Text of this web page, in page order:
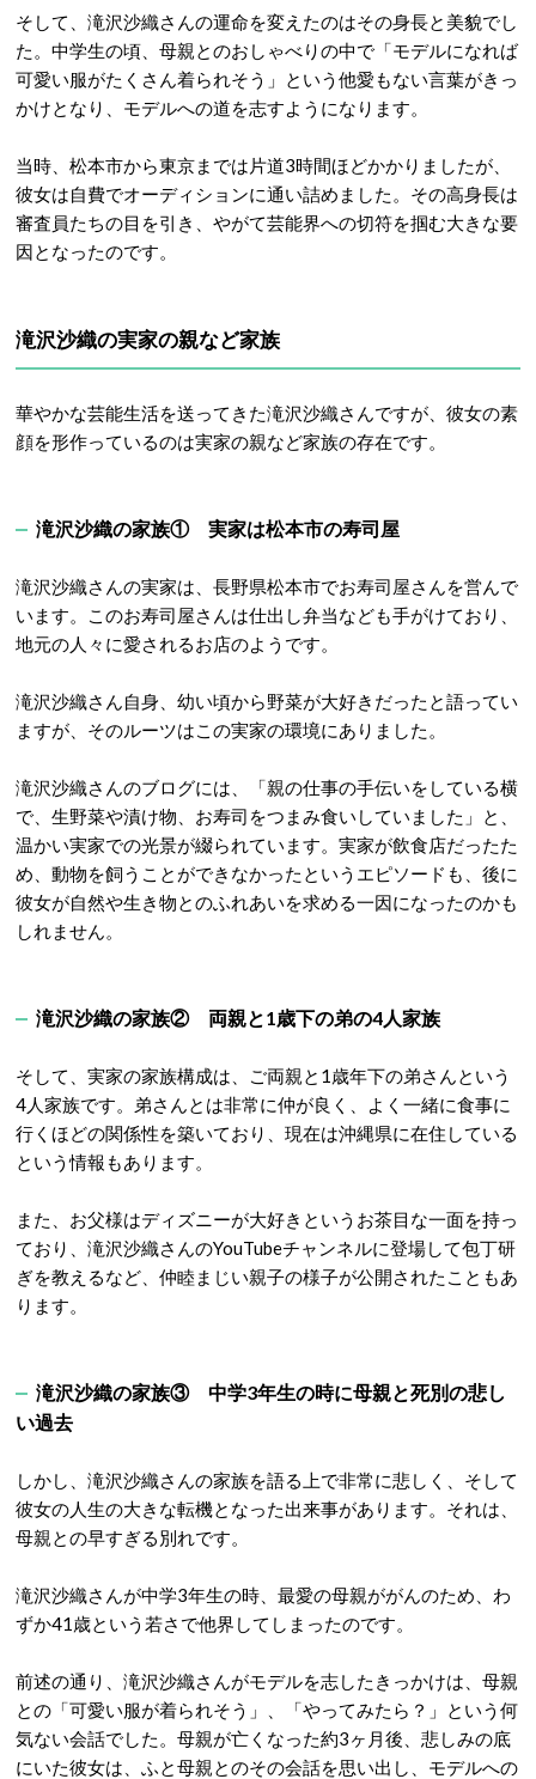
そして、滝沢沙織さんの運命を変えたのはその身長と美貌でし
た。中学生の頃、母親とのおしゃべりの中で「モデルになれば
可愛い服がたくさん着られそう」という他愛もない言葉がきっ
かけとなり、モデルへの道を志すようになります。
当時、松本市から東京までは片道3時間ほどかかりましたが、
彼女は自費でオーディションに通い詰めました 。その高身長は
審査員たちの目を引き、やがて芸能界への切符を掴む大きな要
因となったのです。
滝沢沙織の実家の親など家族
華やかな芸能生活を送ってきた滝沢沙織さんですが、彼女の素
顔を形作っているのは実家の親など家族の存在です。
滝沢沙織の家族① 実家は松本市の寿司屋
滝沢沙織さんの実家は、長野県松本市でお寿司屋さんを営んで
います。このお寿司屋さんは仕出し弁当なども手がけており、
地元の人々に愛されるお店のようです。
滝沢沙織さん自身、幼い頃から野菜が大好きだったと語ってい
ますが、そのルーツはこの実家の環境にありました 。
滝沢沙織さんのブログには、「親の仕事の手伝いをしている横
で、生野菜や漬け物、お寿司をつまみ食いしていました」と、
温かい実家での光景が綴られています。実家が飲食店だったた
め、動物を飼うことができなかったというエピソードも、後に
彼女が自然や生き物とのふれあいを求める一因になったのかも
しれません。
滝沢沙織の家族② 両親と1歳下の弟の4人家族
そして、実家の家族構成は、ご両親と1歳年下の弟さんという
4人家族です。弟さんとは非常に仲が良く、よく一緒に食事に
行くほどの関係性を築いており、現在は沖縄県に在住している
という情報もあります。
また、お父様はディズニーが大好きというお茶目な一面を持っ
ており、滝沢沙織さんのYouTubeチャンネルに登場して包丁研
ぎを教えるなど、仲睦まじい親子の様子が公開されたこともあ
ります。
滝沢沙織の家族③ 中学3年生の時に母親と死別の悲し
い過去
しかし、滝沢沙織さんの家族を語る上で非常に悲しく、そして
彼女の人生の大きな転機となった出来事があります。それは、
母親との早すぎる別れです。
滝沢沙織さんが中学3年生の時、最愛の母親ががんのため、わ
ずか41歳という若さで他界してしまったのです。
前述の通り、滝沢沙織さんがモデルを志したきっかけは、母親
との「可愛い服が着られそう」、「やってみたら？」という何
気ない会話でした 。母親が亡くなった約3ヶ月後、悲しみの底
にいた彼女は、ふと母親とのその会話を思い出し、モデルへの